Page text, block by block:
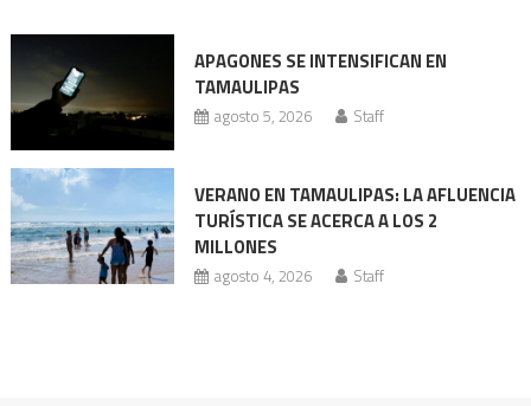
Codhet
APAGONES SE INTENSIFICAN EN
TAMAULIPAS
agosto 5, 2026 Staff
VERANO EN TAMAULIPAS: LA AFLUENCIA
TURÍSTICA SE ACERCA A LOS 2
MILLONES
agosto 4, 2026 Staff